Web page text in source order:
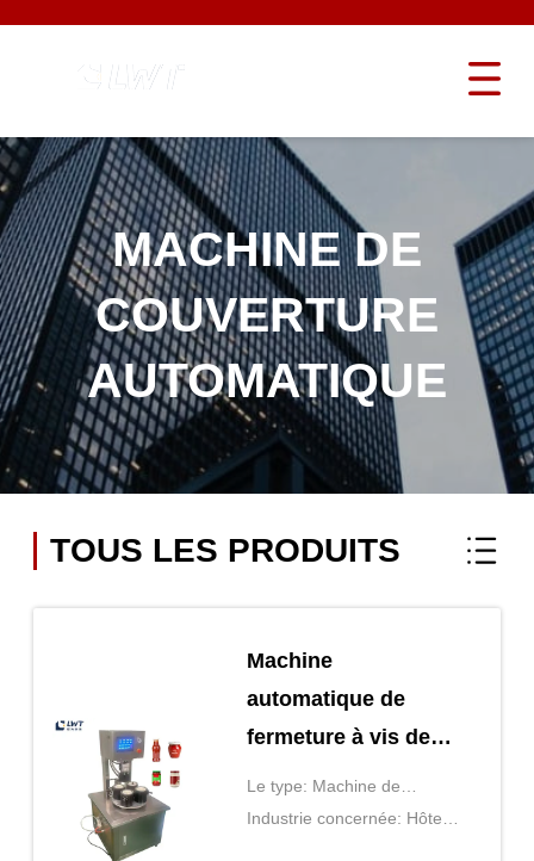
MACHINE DE
COUVERTURE
AUTOMATIQUE
TOUS LES PRODUITS
Machine
automatique de
fermeture à vis de
bouteille de verre à
vide
Le type: Machine de
couverture
Industrie concernée: Hôtels,